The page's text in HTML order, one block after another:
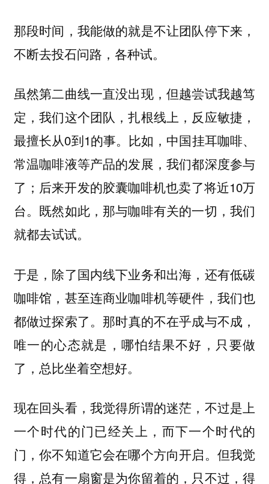
那段时间，我能做的就是不让团队停下来，
不断去投石问路，各种试。
虽然第二曲线一直没出现，但越尝试我越笃
定，我们这个团队，扎根线上，反应敏捷，
最擅长从0到1的事。比如，中国挂耳咖啡、
常温咖啡液等产品的发展，我们都深度参与
了；后来开发的胶囊咖啡机也卖了将近10万
台。既然如此，那与咖啡有关的一切，我们
就都去试试。
于是，除了国内线下业务和出海，还有低碳
咖啡馆，甚至连商业咖啡机等硬件，我们也
都做过探索了。 那时真的不在乎成与不成，
唯一的心态就是，哪怕结果不好，只要做
了，总比坐着空想好。
现在回头看，我觉得所谓的迷茫，不过是上
一个时代的门已经关上，而下一个时代的
门，你不知道它会在哪个方向开启。 但我觉
得，总有一扇窗是为你留着的，只不过，得